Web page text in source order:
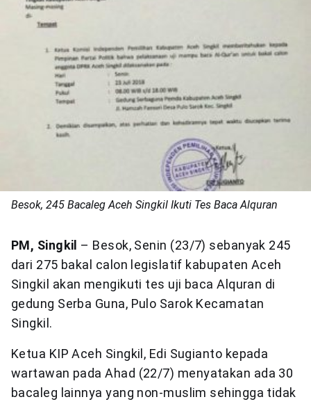
Besok, 245 Bacaleg Aceh Singkil Ikuti Tes Baca Alquran
PM, Singkil – Besok, Senin (23/7) sebanyak 245
dari 275 bakal calon legislatif kabupaten Aceh
Singkil akan mengikuti tes uji baca Alquran di
gedung Serba Guna, Pulo Sarok Kecamatan
Singkil.
Ketua KIP Aceh Singkil, Edi Sugianto kepada
wartawan pada Ahad (22/7) menyatakan ada 30
bacaleg lainnya yang non-muslim sehingga tidak